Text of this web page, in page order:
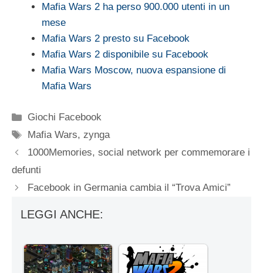
Mafia Wars 2 ha perso 900.000 utenti in un
mese
Mafia Wars 2 presto su Facebook
Mafia Wars 2 disponibile su Facebook
Mafia Wars Moscow, nuova espansione di
Mafia Wars
Categorie
Giochi Facebook
Tag
Mafia Wars,zynga
1000Memories, social network per commemorare i
defunti
Facebook in Germania cambia il “Trova Amici”
LEGGI ANCHE: